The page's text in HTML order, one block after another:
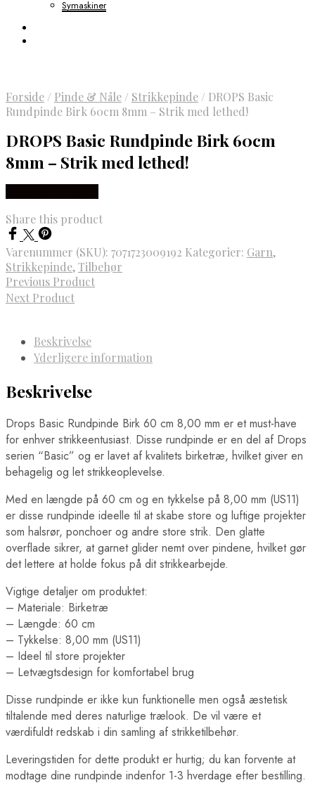
Symaskiner
Forside / Pinde & Nåle / Strikkepinde / DROPS Basic
Rundpinde Birk 60cm 8mm – Strik med lethed!
DROPS Basic Rundpinde Birk 60cm
8mm – Strik med lethed!
Share this product
Varenummer (SKU): 7071723009192 Kategorier: Garn,
Strikkepinde,Tilbehør
Previous Product
Next Product
Beskrivelse
Yderligere information
Beskrivelse
Drops Basic Rundpinde Birk 60 cm 8,00 mm er et must-have
for enhver strikkeentusiast. Disse rundpinde er en del af Drops
serien “Basic” og er lavet af kvalitets birketræ, hvilket giver en
behagelig og let strikkeoplevelse.
Med en længde på 60 cm og en tykkelse på 8,00 mm (US11)
er disse rundpinde ideelle til at skabe store og luftige projekter
som halsrør, ponchoer og andre store strik. Den glatte
overflade sikrer, at garnet glider nemt over pindene, hvilket gør
det lettere at holde fokus på dit strikkearbejde.
Vigtige detaljer om produktet:
– Materiale: Birketræ
– Længde: 60 cm
– Tykkelse: 8,00 mm (US11)
– Ideel til store projekter
– Letvægtsdesign for komfortabel brug
Disse rundpinde er ikke kun funktionelle men også æstetisk
tiltalende med deres naturlige trælook. De vil være et
værdifuldt redskab i din samling af strikketilbehør.
Leveringstiden for dette produkt er hurtig; du kan forvente at
modtage dine rundpinde indenfor 1-3 hverdage efter bestilling.